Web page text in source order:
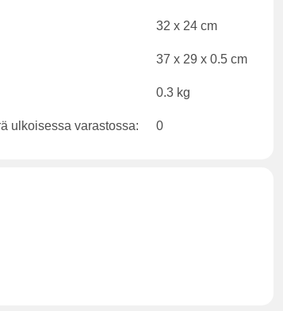
32 x 24 cm
37 x 29 x 0.5 cm
0.3 kg
ulkoisessa varastossa: 0